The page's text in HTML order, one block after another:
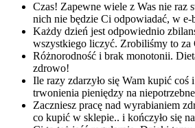
Czas! Zapewne wiele z Was nie raz
nich nie będzie Ci odpowiadać, w
Każdy dzień jest odpowiednio
wszystkiego liczyć. Zrobiliśmy to za
Różnorodność i brak monotonii.
zdrowo!
Ile razy zdarzyło się Wam kupić
trwonienia pieniędzy na
Zaczniesz pracę nad wyrabianiem
co kupić w sklepie.. i kończyło się